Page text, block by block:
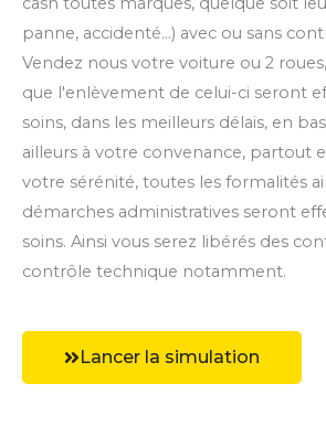
panne, accidenté...) avec ou sans
Vendez nous votre voiture ou 2
que l'enlèvement de celui-ci seront
soins, dans les meilleurs délais, en
ailleurs à votre convenance, partout
votre sérénité, toutes les formalités
démarches administratives seront
soins. Ainsi vous serez libérés des
contrôle technique notamment.
Lancer la simulation